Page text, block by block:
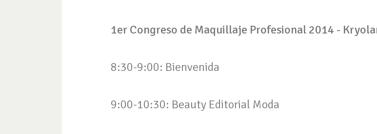
1er Congreso de Maquillaje Profesional 2014 -
8:30-9:00: Bienvenida
9:00-10:30: Beauty Editorial Moda